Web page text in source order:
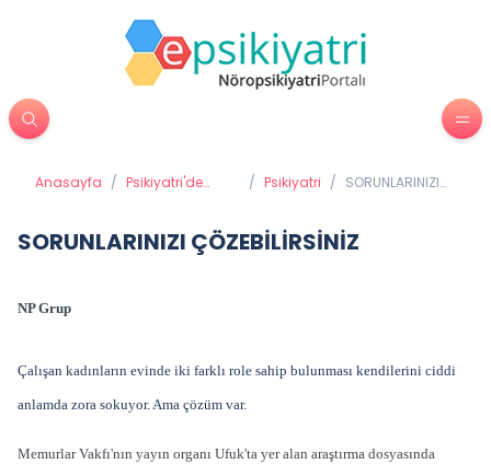
Anasayfa / Psikiyatri'de
/ Psikiyatri / SORUNLARINIZI
SORUNLARINIZI ÇÖZEBİLİRSİNİZ
NP Grup
Çalışan kadınların evinde iki farklı role sahip bulunması kendilerini ciddi
anlamda zora sokuyor. Ama çözüm var.
Memurlar Vakfı'nın yayın organı Ufuk'ta yer alan araştırma dosyasında